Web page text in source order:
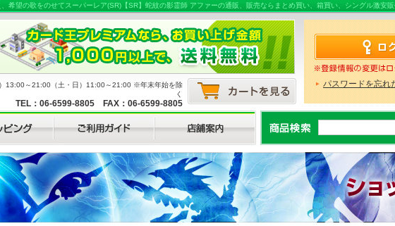
希望の歌をのせてスーパーレア(SR)【SR】蛇紋の影霊師 アファーの通販、販売ならまとめ買い、箱買い、シングル激安販
13:00～21:00（土・日）11:00～21:00 ※年末年始を除
く
TEL：06-6599-8805 FAX：06-6599-8805
パスワードを忘れ